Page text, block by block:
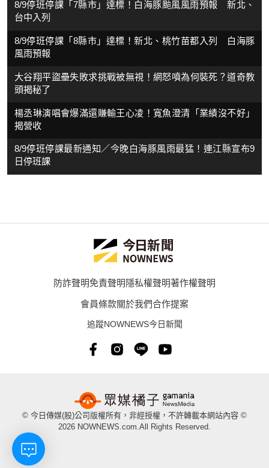
8/9停班停課「7縣市」達標！白海豚颱風風雨預報 新北、
台中入列
8/9停班停課「8縣市」達標！新北、桃竹苗都入列 白海豚
風雨預報
大谷翔平盜壘失敗求挑戰被無視！網怒噴為何裝死？道奇教
頭揭秘了
楊丞琳演唱會爆滿還賺輸王心凌！寬魚澄清「業績沒不好」
揭營收
8/9停班停課最新通知／今晚白海豚風雨最猛！連江縣宣布9
日停班課
防詐聲明免責聲明隱私權聲明著作權聲明
會員條款關於我們合作提案
追蹤NOWNEWS今日新聞
© 今日傳媒(股)公司版權所有，非經授權，不許轉載本網站內容 ©
2026 NOWNEWS.com.All Rights Reserved.